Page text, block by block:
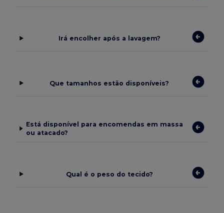
Irá encolher após a lavagem?
Que tamanhos estão disponíveis?
Está disponível para encomendas em massa
ou atacado?
Qual é o peso do tecido?